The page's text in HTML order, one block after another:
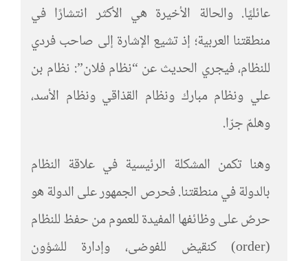
عائليًا. والحالة الأخيرة هي الأكثر انتشارًا في
منطقتنا العربية؛ إذ تشيع الإشارة إلى صاحب فردي
للنظام، فيجري الحديث عن “نظام فلان”: نظام بن
علي ونظام مبارك ونظام القذاقي ونظام الأسد،
وهلمّ جرّا.
وهنا تكمن المشكلة الرئيسية في علاقة النظام
بالدولة في منطقتنا. فحرص الجمهور على الدولة هو
حرصٌ على وظائفها المفيدة للعموم من حفظ للنظام
(order) كنقيض للفوضى، وإدارة للشؤون